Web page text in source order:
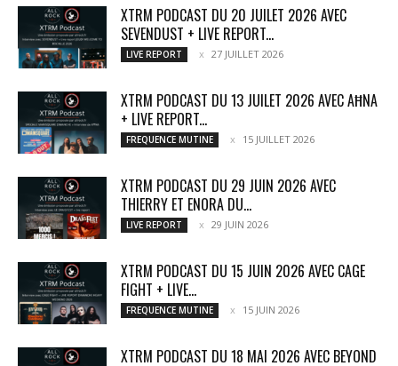
XTRM PODCAST DU 20 JUILET 2026 AVEC
SEVENDUST + LIVE REPORT...
LIVE REPORT 27 JUILLET 2026
XTRM PODCAST DU 13 JUILET 2026 AVEC AĦNA
+ LIVE REPORT...
FREQUENCE MUTINE 15 JUILLET 2026
XTRM PODCAST DU 29 JUIN 2026 AVEC
THIERRY ET ENORA DU...
LIVE REPORT 29 JUIN 2026
XTRM PODCAST DU 15 JUIN 2026 AVEC CAGE
FIGHT + LIVE...
FREQUENCE MUTINE 15 JUIN 2026
XTRM PODCAST DU 18 MAI 2026 AVEC BEYOND